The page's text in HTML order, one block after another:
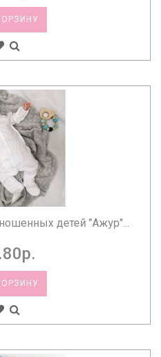
детей "Ажур"...